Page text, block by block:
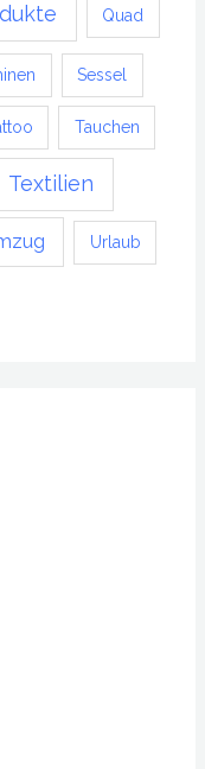
Quad
Sessel
Tauchen
Textilien
Urlaub